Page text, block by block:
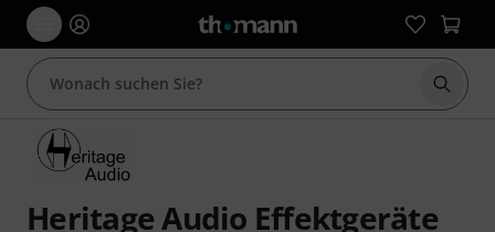
Suche
Heritage Audio Effektgeräte